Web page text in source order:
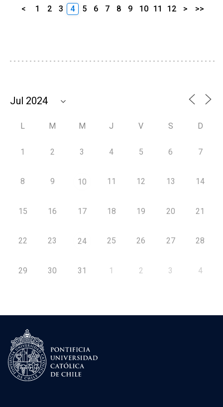
< 1 2 3 4 5 6 7 8 9 10 11 12 > >>
L M M J V S D
1 2 3 4 5 6 7
8 9 10 11 12 13 14
15 16 17 18 19 20 21
22 23 24 25 26 27 28
29 30 31 1 2 3 4